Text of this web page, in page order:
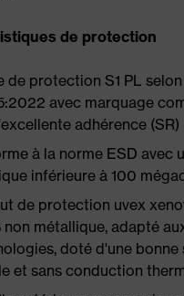
de protection
de protection S1 PL
avec marquage
adhérence (SR)
à la norme ESD avec
inférieure à 100
de protection uvex
non métallique, adapté
doté d'une
et sans conduction